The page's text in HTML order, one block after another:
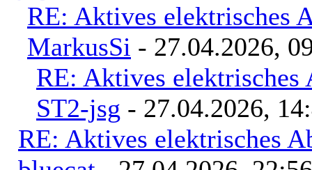
RE: Aktives elektrisches
MarkusSi - 27.04.2026,
RE: Aktives elektrisches
ST2-jsg - 27.04.2026,
RE: Aktives elektrisches